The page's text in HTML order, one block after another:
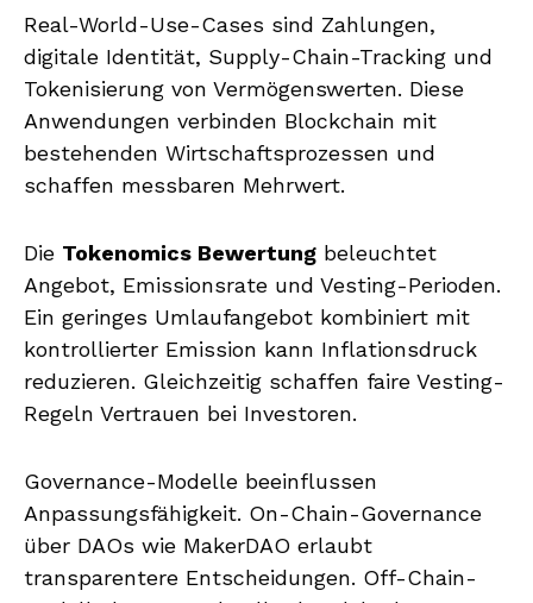
Real-World-Use-Cases sind Zahlungen,
digitale Identität, Supply-Chain-Tracking und
Tokenisierung von Vermögenswerten. Diese
Anwendungen verbinden Blockchain mit
bestehenden Wirtschaftsprozessen und
schaffen messbaren Mehrwert.
Die Tokenomics Bewertung beleuchtet
Angebot, Emissionsrate und Vesting-Perioden.
Ein geringes Umlaufangebot kombiniert mit
kontrollierter Emission kann Inflationsdruck
reduzieren. Gleichzeitig schaffen faire Vesting-
Regeln Vertrauen bei Investoren.
Governance-Modelle beeinflussen
Anpassungsfähigkeit. On-Chain-Governance
über DAOs wie MakerDAO erlaubt
transparentere Entscheidungen. Off-Chain-